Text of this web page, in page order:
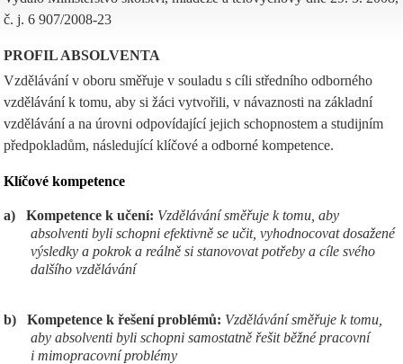
č. j. 6 907/2008-23
PROFIL ABSOLVENTA
Vzdělávání v oboru směřuje v souladu s cíli středního odborného
vzdělávání k tomu, aby si žáci vytvořili, v návaznosti na základní
vzdělávání a na úrovni odpovídající jejich schopnostem a studijním
předpokladům, následující klíčové a odborné kompetence.
Klíčové kompetence
a) Kompetence k učení: Vzdělávání směřuje k tomu, aby
absolventi byli schopni efektivně se učit, vyhodnocovat dosažené
výsledky a pokrok a reálně si stanovovat potřeby a cíle svého
dalšího vzdělávání
b) Kompetence k řešení problémů: Vzdělávání směřuje k tomu,
aby absolventi byli schopni samostatně řešit běžné pracovní
i mimopracovní problémy